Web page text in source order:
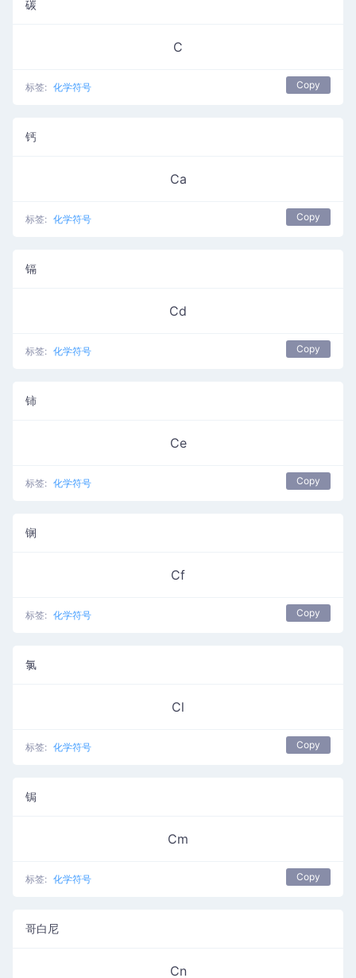
碳
C
标签: 化学符号 Copy
钙
Ca
标签: 化学符号 Copy
镉
Cd
标签: 化学符号 Copy
铈
Ce
标签: 化学符号 Copy
锎
Cf
标签: 化学符号 Copy
氯
Cl
标签: 化学符号 Copy
锔
Cm
标签: 化学符号 Copy
哥白尼
Cn